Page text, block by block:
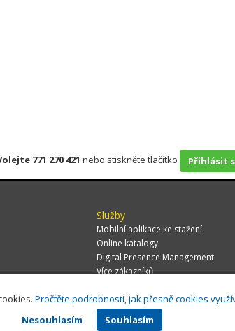
771 270 421 nebo stiskněte tlačítko Přihlásit
Služby
Mobilní aplikace ke stažení
Online katalogy
Digital Presence Management
Více zákazníků
46/4, 106 00 Praha 10, tel.: +420 771 270 421, verze
Pročtěte podrobnosti, jak přesně cookies
Nesouhlasím
Souhlasím